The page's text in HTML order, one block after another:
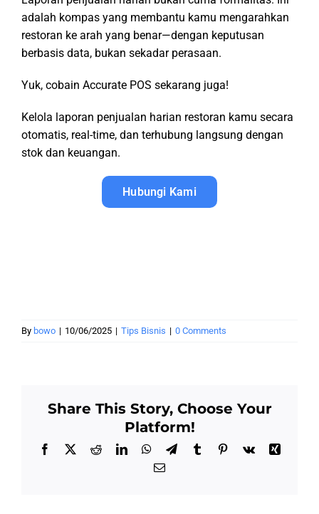
adalah kompas yang membantu kamu mengarahkan
restoran ke arah yang benar—dengan keputusan
berbasis data, bukan sekadar perasaan.
Yuk, cobain Accurate POS sekarang juga!
Kelola laporan penjualan harian restoran kamu secara
otomatis, real-time, dan terhubung langsung dengan
stok dan keuangan.
Hubungi Kami
By bowo | 10/06/2025 | Tips Bisnis | 0 Comments
Share This Story, Choose Your
Platform!
Facebook
X RedditLinkedInWhatsApp
TelegramTumblrPinterest
Vk
Xing
Email